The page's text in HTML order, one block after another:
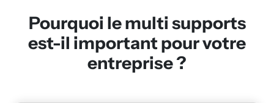
Pourquoi le multi supports
est-il important pour votre
entreprise ?